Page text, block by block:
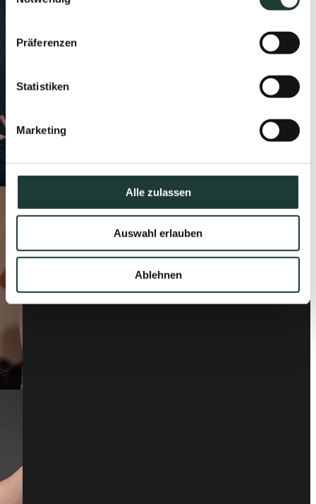
Präferenzen
Statistiken
Marketing
Alle zulassen
Auswahl erlauben
Ablehnen